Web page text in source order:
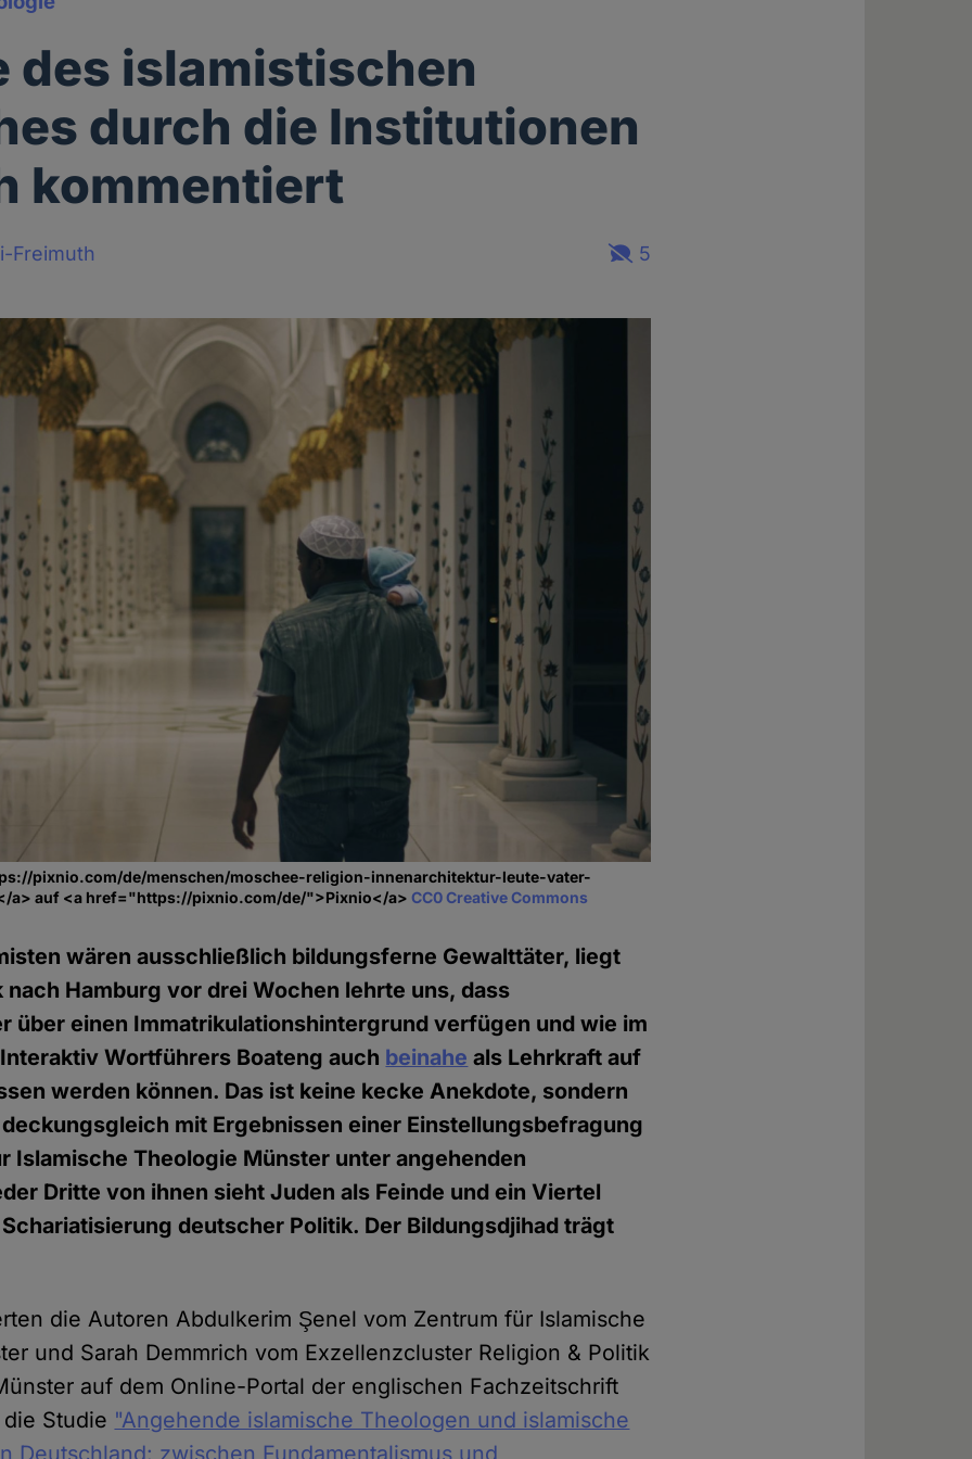
des islamistischen
durch die Institutionen
kommentiert
Freimuth 5
pixnio.com/de/menschen/moschee-religion-innenarchitektur-leute-vater-
a> auf <a href="https://pixnio.com/de/">Pixnio</a>CC0 Creative Commons
wären ausschließlich bildungsferne Gewalttäter, liegt
nach Hamburg vor drei Wochen lehrte uns, dass
über einen Immatrikulationshintergrund verfügen und wie im
Wortführers Boateng auch beinahe als Lehrkraft auf
werden können. Das ist keine kecke Anekdote, sondern
mit Ergebnissen einer Einstellungsbefragung
Islamische Theologie Münster unter angehenden
Dritte von ihnen sieht Juden als Feinde und ein Viertel
deutscher Politik. Der Bildungsdjihad trägt
die Autoren Abdulkerim Şenel vom Zentrum für Islamische
und Sarah Demmrich vom Exzellenzcluster Religion & Politik
auf dem Online-Portal der englischen Fachzeitschrift
Studie "Angehende islamische Theologen und islamische